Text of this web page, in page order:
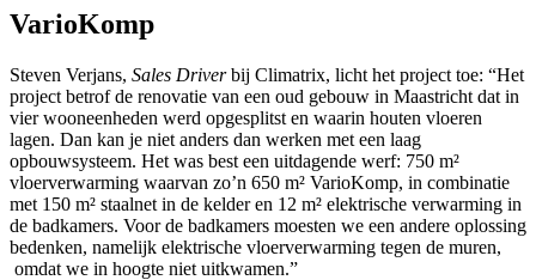
VarioKomp
Steven Verjans, Sales Driverbij Climatrix, licht het project toe: “Het
project betrof de renovatie van een oud gebouw in Maastricht dat in
vier wooneenheden werd opgesplitst en waarin houten vloeren
lagen. Dan kan je niet anders dan werken met een laag
opbouwsysteem. Het was best een uitdagende werf: 750 m²
vloerverwarming waarvan zo’n 650 m² VarioKomp, in combinatie
met 150 m² staalnet in de kelder en 12 m² elektrische verwarming in
de badkamers. Voor de badkamers moesten we een andere oplossing
bedenken, namelijk elektrische vloerverwarming tegen de muren,
omdat we in hoogte niet uitkwamen.”